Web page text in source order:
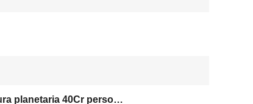
Attrezzatura planetaria 40Cr personalizzabile